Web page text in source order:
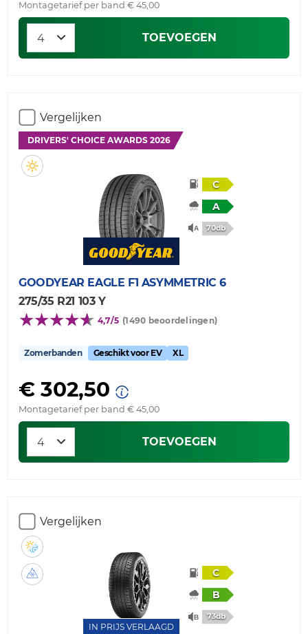
Montagetarief per band € 45,00
TOEVOEGEN
Vergelijken
DRIVERS' CHOICE AWARDS 2026
C
A
70db
GOODYEAR EAGLE F1 ASYMMETRIC 6
275/35 R21 103 Y
4,7/5 (1490 beoordelingen)
Zomerbanden Geschikt voor EV XL
€ 302,50
Montagetarief per band € 45,00
TOEVOEGEN
Vergelijken
IN PRIJS VERLAAGD
C
B
73db